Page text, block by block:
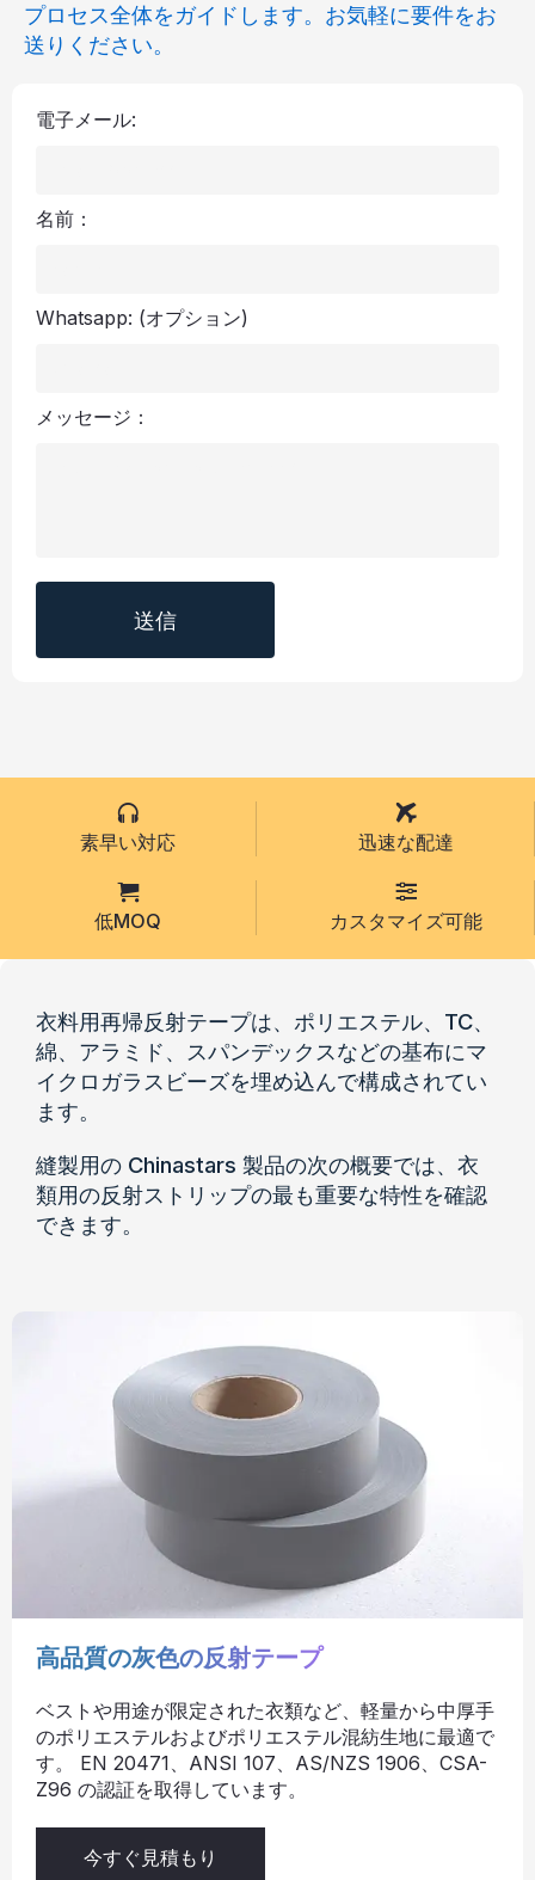
プロセス全体をガイドします。お気軽に要件をお
送りください。
電子メール:
名前：
Whatsapp: (オプション)
メッセージ：
素早い対応 迅速な配達
低MOQ カスタマイズ可能
衣料用再帰反射テープは、ポリエステル、TC、
綿、アラミド、スパンデックスなどの基布にマ
イクロガラスビーズを埋め込んで構成されてい
ます。
縫製用の Chinastars 製品の次の概要では、衣
類用の反射ストリップの最も重要な特性を確認
できます。
高品質の灰色の反射テープ
ベストや用途が限定された衣類など、軽量から中厚手
のポリエステルおよびポリエステル混紡生地に最適で
す。 EN 20471、ANSI 107、AS/NZS 1906、CSA-
Z96 の認証を取得しています。
今すぐ見積もり